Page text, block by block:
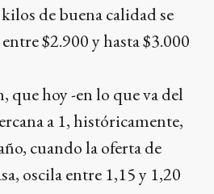
de buena calidad se
$2.900 y hasta $3.000
que hoy -en lo que va del
a 1, históricamente,
cuando la oferta de
oscila entre 1,15 y 1,20